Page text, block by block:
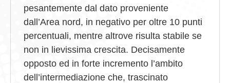
pesantemente dal dato proveniente
dall’Area nord, in negativo per oltre 10 punti
percentuali, mentre altrove risulta stabile se
non in lievissima crescita. Decisamente
opposto ed in forte incremento l’ambito
dell’intermediazione che, trascinato